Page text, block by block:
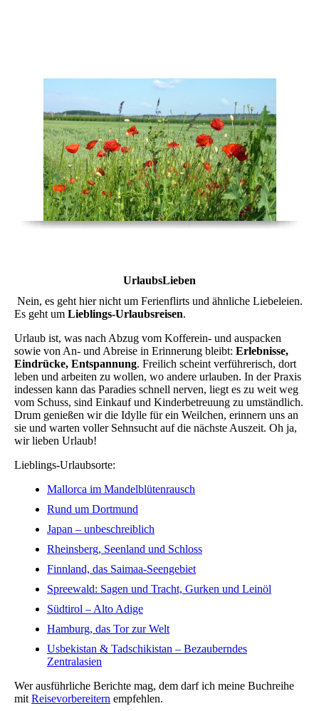
UrlaubsLieben
UrlaubsLieben
Nein, es geht hier nicht um Ferienflirts und ähnliche Liebeleien.
Es geht um Lieblings-Urlaubsreisen.
Urlaub ist, was nach Abzug vom Kofferein- und auspacken
sowie von An- und Abreise in Erinnerung bleibt: Erlebnisse,
Eindrücke, Entspannung. Freilich scheint verführerisch, dort
leben und arbeiten zu wollen, wo andere urlauben. In der Praxis
indessen kann das Paradies schnell nerven, liegt es zu weit weg
vom Schuss, sind Einkauf und Kinderbetreuung zu umständlich.
Drum genießen wir die Idylle für ein Weilchen, erinnern uns an
sie und warten voller Sehnsucht auf die nächste Auszeit. Oh ja,
wir lieben Urlaub!
Lieblings-Urlaubsorte:
Mallorca im Mandelblütenrausch
Rund um Dortmund
Japan – unbeschreiblich
Rheinsberg, Seenland und Schloss
Finnland, das Saimaa-Seengebiet
Spreewald: Sagen und Tracht, Gurken und Leinöl
Südtirol – Alto Adige
Hamburg, das Tor zur Welt
Usbekistan & Tadschikistan – Bezauberndes
Zentralasien
Wer ausführliche Berichte mag, dem darf ich meine Buchreihe
mit Reisevorbereitern empfehlen.